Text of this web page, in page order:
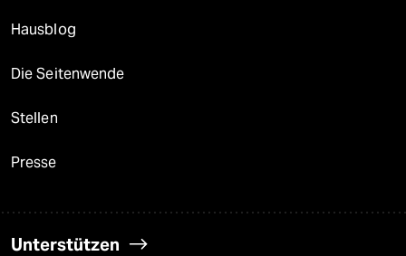
Hausblog
Die Seitenwende
Stellen
Presse
Unterstützen